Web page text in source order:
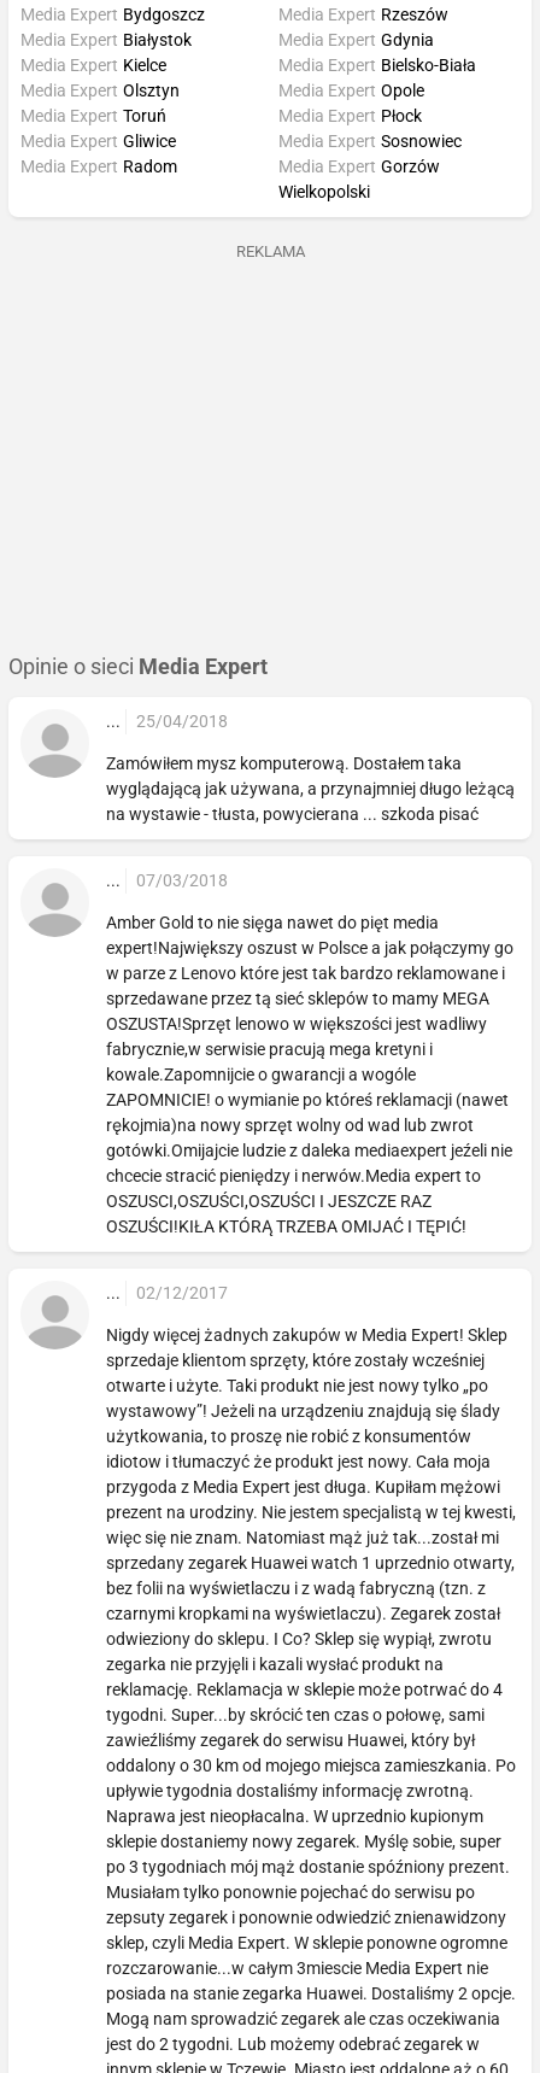
Media Expert Bydgoszcz
Media Expert Białystok
Media Expert Kielce
Media Expert Rzeszów
Media Expert Gdynia
Media Expert Bielsko-Biała
Media Expert Olsztyn
Media Expert Toruń
Media Expert Gliwice
Media Expert Radom
Media Expert Opole
Media Expert Płock
Media Expert Sosnowiec
Media Expert Gorzów
Wielkopolski
REKLAMA
Opinie o sieci Media Expert
... 25/04/2018
Zamówiłem mysz komputerową. Dostałem taka
wyglądającą jak używana, a przynajmniej długo leżącą
na wystawie - tłusta, powycierana ... szkoda pisać
... 07/03/2018
Amber Gold to nie sięga nawet do pięt media
expert!Największy oszust w Polsce a jak połączymy go
w parze z Lenovo które jest tak bardzo reklamowane i
sprzedawane przez tą sieć sklepów to mamy MEGA
OSZUSTA!Sprzęt lenowo w większości jest wadliwy
fabrycznie,w serwisie pracują mega kretyni i
kowale.Zapomnijcie o gwarancji a wogóle
ZAPOMNICIE! o wymianie po któreś reklamacji (nawet
rękojmia)na nowy sprzęt wolny od wad lub zwrot
gotówki.Omijajcie ludzie z daleka mediaexpert jeźeli nie
chcecie stracić pieniędzy i nerwów.Media expert to
OSZUSCI,OSZUŚCI,OSZUŚCI I JESZCZE RAZ
OSZUŚCI!KIŁA KTÓRĄ TRZEBA OMIJAĆ I TĘPIĆ!
... 02/12/2017
Nigdy więcej żadnych zakupów w Media Expert! Sklep
sprzedaje klientom sprzęty, które zostały wcześniej
otwarte i użyte. Taki produkt nie jest nowy tylko „po
wystawowy”! Jeżeli na urządzeniu znajdują się ślady
użytkowania, to proszę nie robić z konsumentów
idiotow i tłumaczyć że produkt jest nowy. Cała moja
przygoda z Media Expert jest długa. Kupiłam mężowi
prezent na urodziny. Nie jestem specjalistą w tej kwesti,
więc się nie znam. Natomiast mąż już tak...został mi
sprzedany zegarek Huawei watch 1 uprzednio otwarty,
bez folii na wyświetlaczu i z wadą fabryczną (tzn. z
czarnymi kropkami na wyświetlaczu). Zegarek został
odwieziony do sklepu. I Co? Sklep się wypiął, zwrotu
zegarka nie przyjęli i kazali wysłać produkt na
reklamację. Reklamacja w sklepie może potrwać do 4
tygodni. Super...by skrócić ten czas o połowę, sami
zawieźliśmy zegarek do serwisu Huawei, który był
oddalony o 30 km od mojego miejsca zamieszkania. Po
upływie tygodnia dostaliśmy informację zwrotną.
Naprawa jest nieopłacalna. W uprzednio kupionym
sklepie dostaniemy nowy zegarek. Myślę sobie, super
po 3 tygodniach mój mąż dostanie spóźniony prezent.
Musiałam tylko ponownie pojechać do serwisu po
zepsuty zegarek i ponownie odwiedzić znienawidzony
sklep, czyli Media Expert. W sklepie ponowne ogromne
rozczarowanie...w całym 3miescie Media Expert nie
posiada na stanie zegarka Huawei. Dostaliśmy 2 opcje.
Mogą nam sprowadzić zegarek ale czas oczekiwania
jest do 2 tygodni. Lub możemy odebrać zegarek w
innym sklepie w Tczewie. Miasto jest oddalone aż o 60